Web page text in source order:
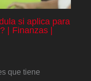
si aplica para
| Finanzas |
que tiene